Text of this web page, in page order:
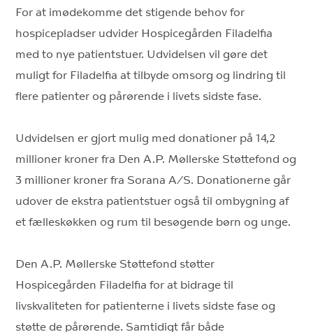
For at imødekomme det stigende behov for
hospicepladser udvider Hospicegården Filadelfia
med to nye patientstuer. Udvidelsen vil gøre det
muligt for Filadelfia at tilbyde omsorg og lindring til
flere patienter og pårørende i livets sidste fase.
Udvidelsen er gjort mulig med donationer på 14,2
millioner kroner fra Den A.P. Møllerske Støttefond og
3 millioner kroner fra Sorana A/S. Donationerne går
udover de ekstra patientstuer også til ombygning af
et fælleskøkken og rum til besøgende børn og unge.
Den A.P. Møllerske Støttefond støtter
Hospicegården Filadelfia for at bidrage til
livskvaliteten for patienterne i livets sidste fase og
støtte de pårørende. Samtidigt får både